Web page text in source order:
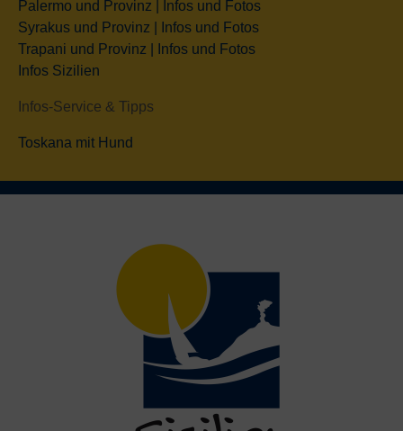
Palermo und Provinz | Infos und Fotos
Syrakus und Provinz | Infos und Fotos
Trapani und Provinz | Infos und Fotos
Infos Sizilien
Infos-Service & Tipps
Toskana mit Hund